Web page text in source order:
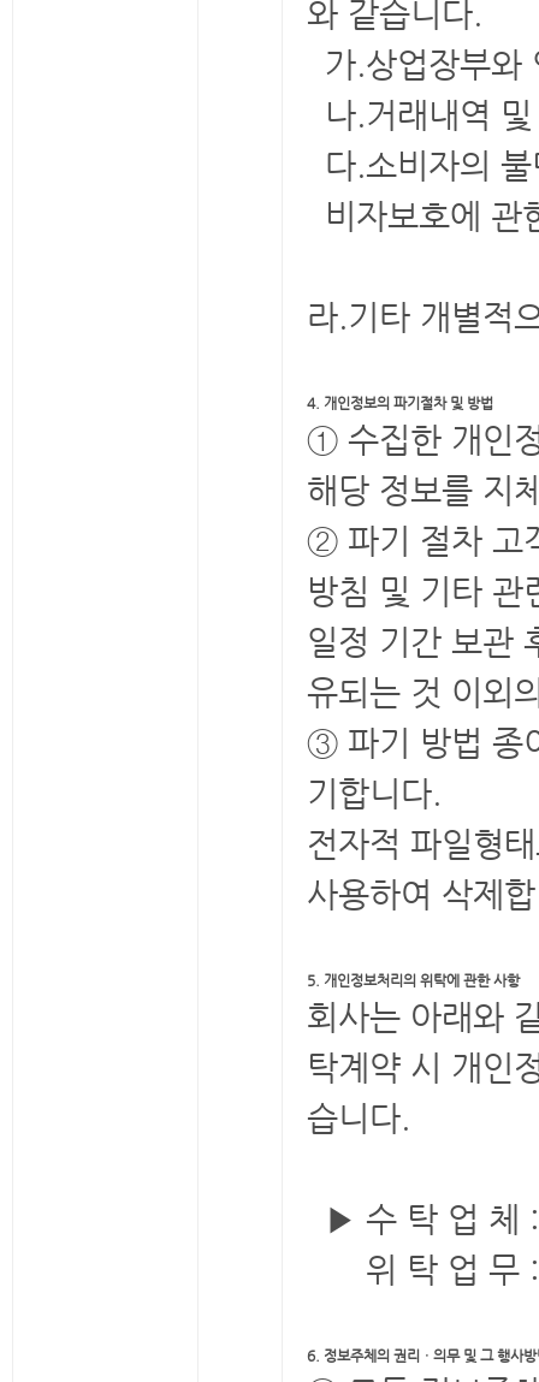
와 같습니다.
가.상업장부와
나.거래내역
다.소비자의
비자보호에 관
라.기타 개별적
4. 개인정보의 파기절차 및 방법
① 수집한 개인
해당 정보를 지
② 파기 절차 고
방침 및 기타 관
일정 기간 보관
유되는 것 이외
③ 파기 방법 종
기합니다.
전자적 파일형
사용하여 삭제
5. 개인정보처리의 위탁에 관한 사항
회사는 아래와
탁계약 시 개인
습니다.
▶ 수 탁 업 체
위 탁 업 무 :
6. 정보주체의 권리ㆍ의무 및 그 행사